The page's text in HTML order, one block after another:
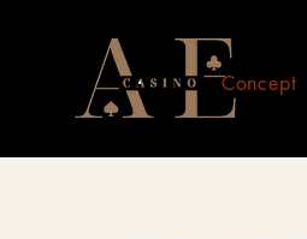
Concept